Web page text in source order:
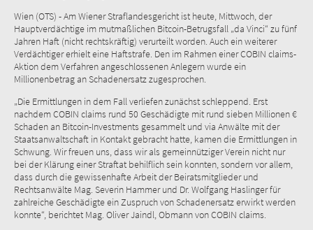
Wien (OTS) - Am Wiener Straflandesgericht ist heute, Mittwoch, der
Hauptverdächtige im mutmaßlichen Bitcoin-Betrugsfall „da Vinci“ zu fünf
Jahren Haft (nicht rechtskräftig) verurteilt worden. Auch ein weiterer
Verdächtiger erhielt eine Haftstrafe. Den im Rahmen einer COBIN claims-
Aktion dem Verfahren angeschlossenen Anlegern wurde ein
Millionenbetrag an Schadenersatz zugesprochen.
„Die Ermittlungen in dem Fall verliefen zunächst schleppend. Erst
nachdem COBIN claims rund 50 Geschädigte mit rund sieben Millionen €
Schaden an Bitcoin-Investments gesammelt und via Anwälte mit der
Staatsanwaltschaft in Kontakt gebracht hatte, kamen die Ermittlungen in
Schwung. Wir freuen uns, dass wir als gemeinnütziger Verein nicht nur
bei der Klärung einer Straftat behilflich sein konnten, sondern vor allem,
dass durch die gewissenhafte Arbeit der Beiratsmitglieder und
Rechtsanwälte Mag. Severin Hammer und Dr. Wolfgang Haslinger für
zahlreiche Geschädigte ein Zuspruch von Schadenersatz erwirkt werden
konnte“, berichtet Mag. Oliver Jaindl, Obmann von COBIN claims.